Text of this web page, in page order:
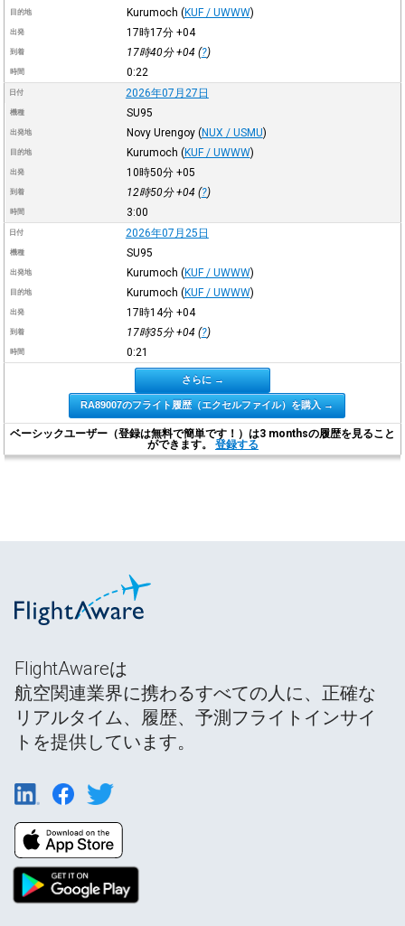
目的地 Kurumoch (KUF / UWWW)
出発 17時17分 +04
到着 17時40分+04 (?)
時間 0:22
日付 2026年07月27日
機種 SU95
出発地 Novy Urengoy (NUX / USMU)
目的地 Kurumoch (KUF / UWWW)
出発 10時50分 +05
到着 12時50分+04 (?)
時間 3:00
日付 2026年07月25日
機種 SU95
出発地 Kurumoch (KUF / UWWW)
目的地 Kurumoch (KUF / UWWW)
出発 17時14分 +04
到着 17時35分+04 (?)
時間 0:21
さらに →
RA89007のフライト履歴（エクセルファイル）を購入 →
ベーシックユーザー（登録は無料で簡単です！）は3 monthsの履歴を見ること
ができます。 登録する
FlightAwareは
航空関連業界に携わるすべての人に、正確な
リアルタイム、履歴、予測フライトインサイ
トを提供しています。